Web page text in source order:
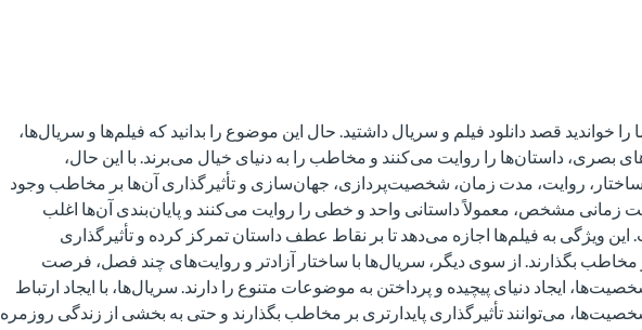
خواندید قصد دانلود فیلم و سریال داشتید. حال این موضوع را بدانید که فیلم‌ها و سریال‌ها،
بصری، داستان‌ها را روایت می‌کنند و مخاطب را به دنیای خیال می‌برند. با این حال،
روایت، مدت زمان، شخصیت‌پردازی، جهان‌سازی و تأثیرگذاری آن‌ها بر مخاطب وجود
زمانی مشخص، معمولاً داستانی واحد و خطی را روایت می‌کنند و پایان‌بندی آن‌ها اغلب
به فیلم‌ها اجازه می‌دهد تا بر نقاط عطف داستان تمرکز کرده و تأثیرگذاری
بگذارند. از سوی دیگر، سریال‌ها با ساختار آزادتر و روایت‌های چند فصل، فرصت
ایجاد دنیای پیچیده و پرداختن به موضوعات متنوع را دارند. سریال‌ها، با ایجاد ارتباط
می‌توانند تأثیرگذاری پایدارتری بر مخاطب بگذارند و حتی به بخشی از زندگی روزمره